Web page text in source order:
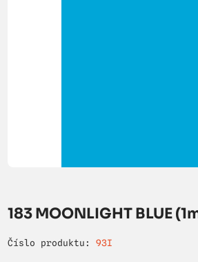
183 MOONLIGHT BLUE
Číslo produktu: 93I